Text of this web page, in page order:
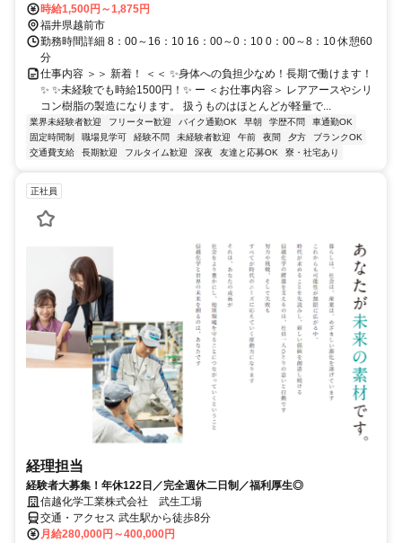
通勤可
時給1,500円～1,875円
福井県越前市
勤務時間詳細 8：00～16：10 16：00～0：10 0：00～8：10 休憩60
分
仕事内容 ＞＞ 新着！ ＜＜ ✨身体への負担少なめ！長期で働けます！
✨ ✨未経験でも時給1500円！✨ ー ＜お仕事内容＞ レアアースやシリ
コン樹脂の製造になります。 扱うものはほとんどが軽量で...
業界未経験者歓迎 フリーター歓迎 バイク通勤OK 早朝 学歴不問
車通勤OK
固定時間制
職場見学可 経験不問 未経験者歓迎 午前 夜間 夕方
ブランクOK
交通費支給
長期歓迎 フルタイム歓迎 深夜 友達と応募OK 寮・社宅あり
正社員
経理担当
経験者大募集！年休122日／完全週休二日制／福利厚生◎
信越化学工業株式会社 武生工場
交通・アクセス 武生駅から徒歩8分
月給280,000円～400,000円